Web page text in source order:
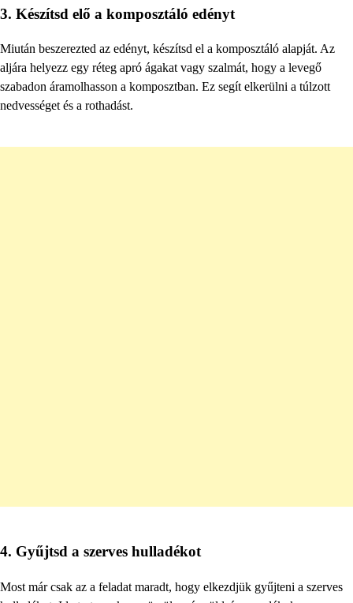
3. Készítsd elő a komposztáló edényt
Miután beszerezted az edényt, készítsd el a komposztáló alapját. Az
aljára helyezz egy réteg apró ágakat vagy szalmát, hogy a levegő
szabadon áramolhasson a komposztban. Ez segít elkerülni a túlzott
nedvességet és a rothadást.
4. Gyűjtsd a szerves hulladékot
Most már csak az a feladat maradt, hogy elkezdjük gyűjteni a szerves